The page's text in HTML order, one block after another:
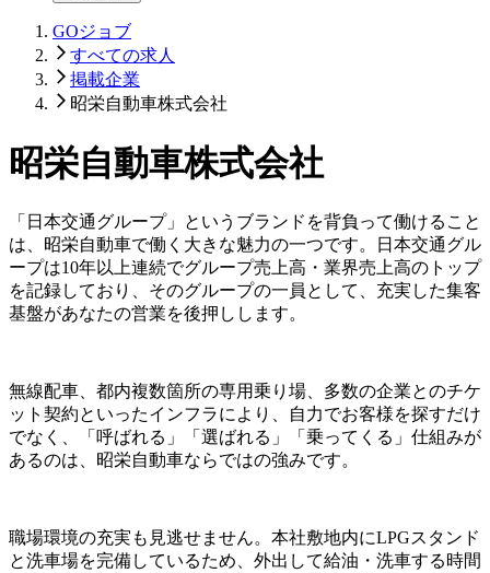
GOジョブ
すべての求人
掲載企業
昭栄自動車株式会社
昭栄自動車株式会社
「日本交通グループ」というブランドを背負って働けること
は、昭栄自動車で働く大きな魅力の一つです。日本交通グル
ープは10年以上連続でグループ売上高・業界売上高のトップ
を記録しており、そのグループの一員として、充実した集客
基盤があなたの営業を後押しします。
無線配車、都内複数箇所の専用乗り場、多数の企業とのチケ
ット契約といったインフラにより、自力でお客様を探すだけ
でなく、「呼ばれる」「選ばれる」「乗ってくる」仕組みが
あるのは、昭栄自動車ならではの強みです。
職場環境の充実も見逃せません。本社敷地内にLPGスタンド
と洗車場を完備しているため、外出して給油・洗車する時間